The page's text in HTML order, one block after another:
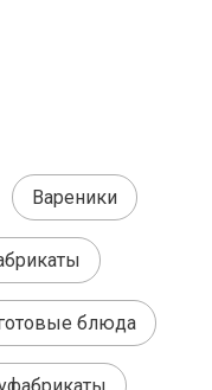
Вареники
блюда